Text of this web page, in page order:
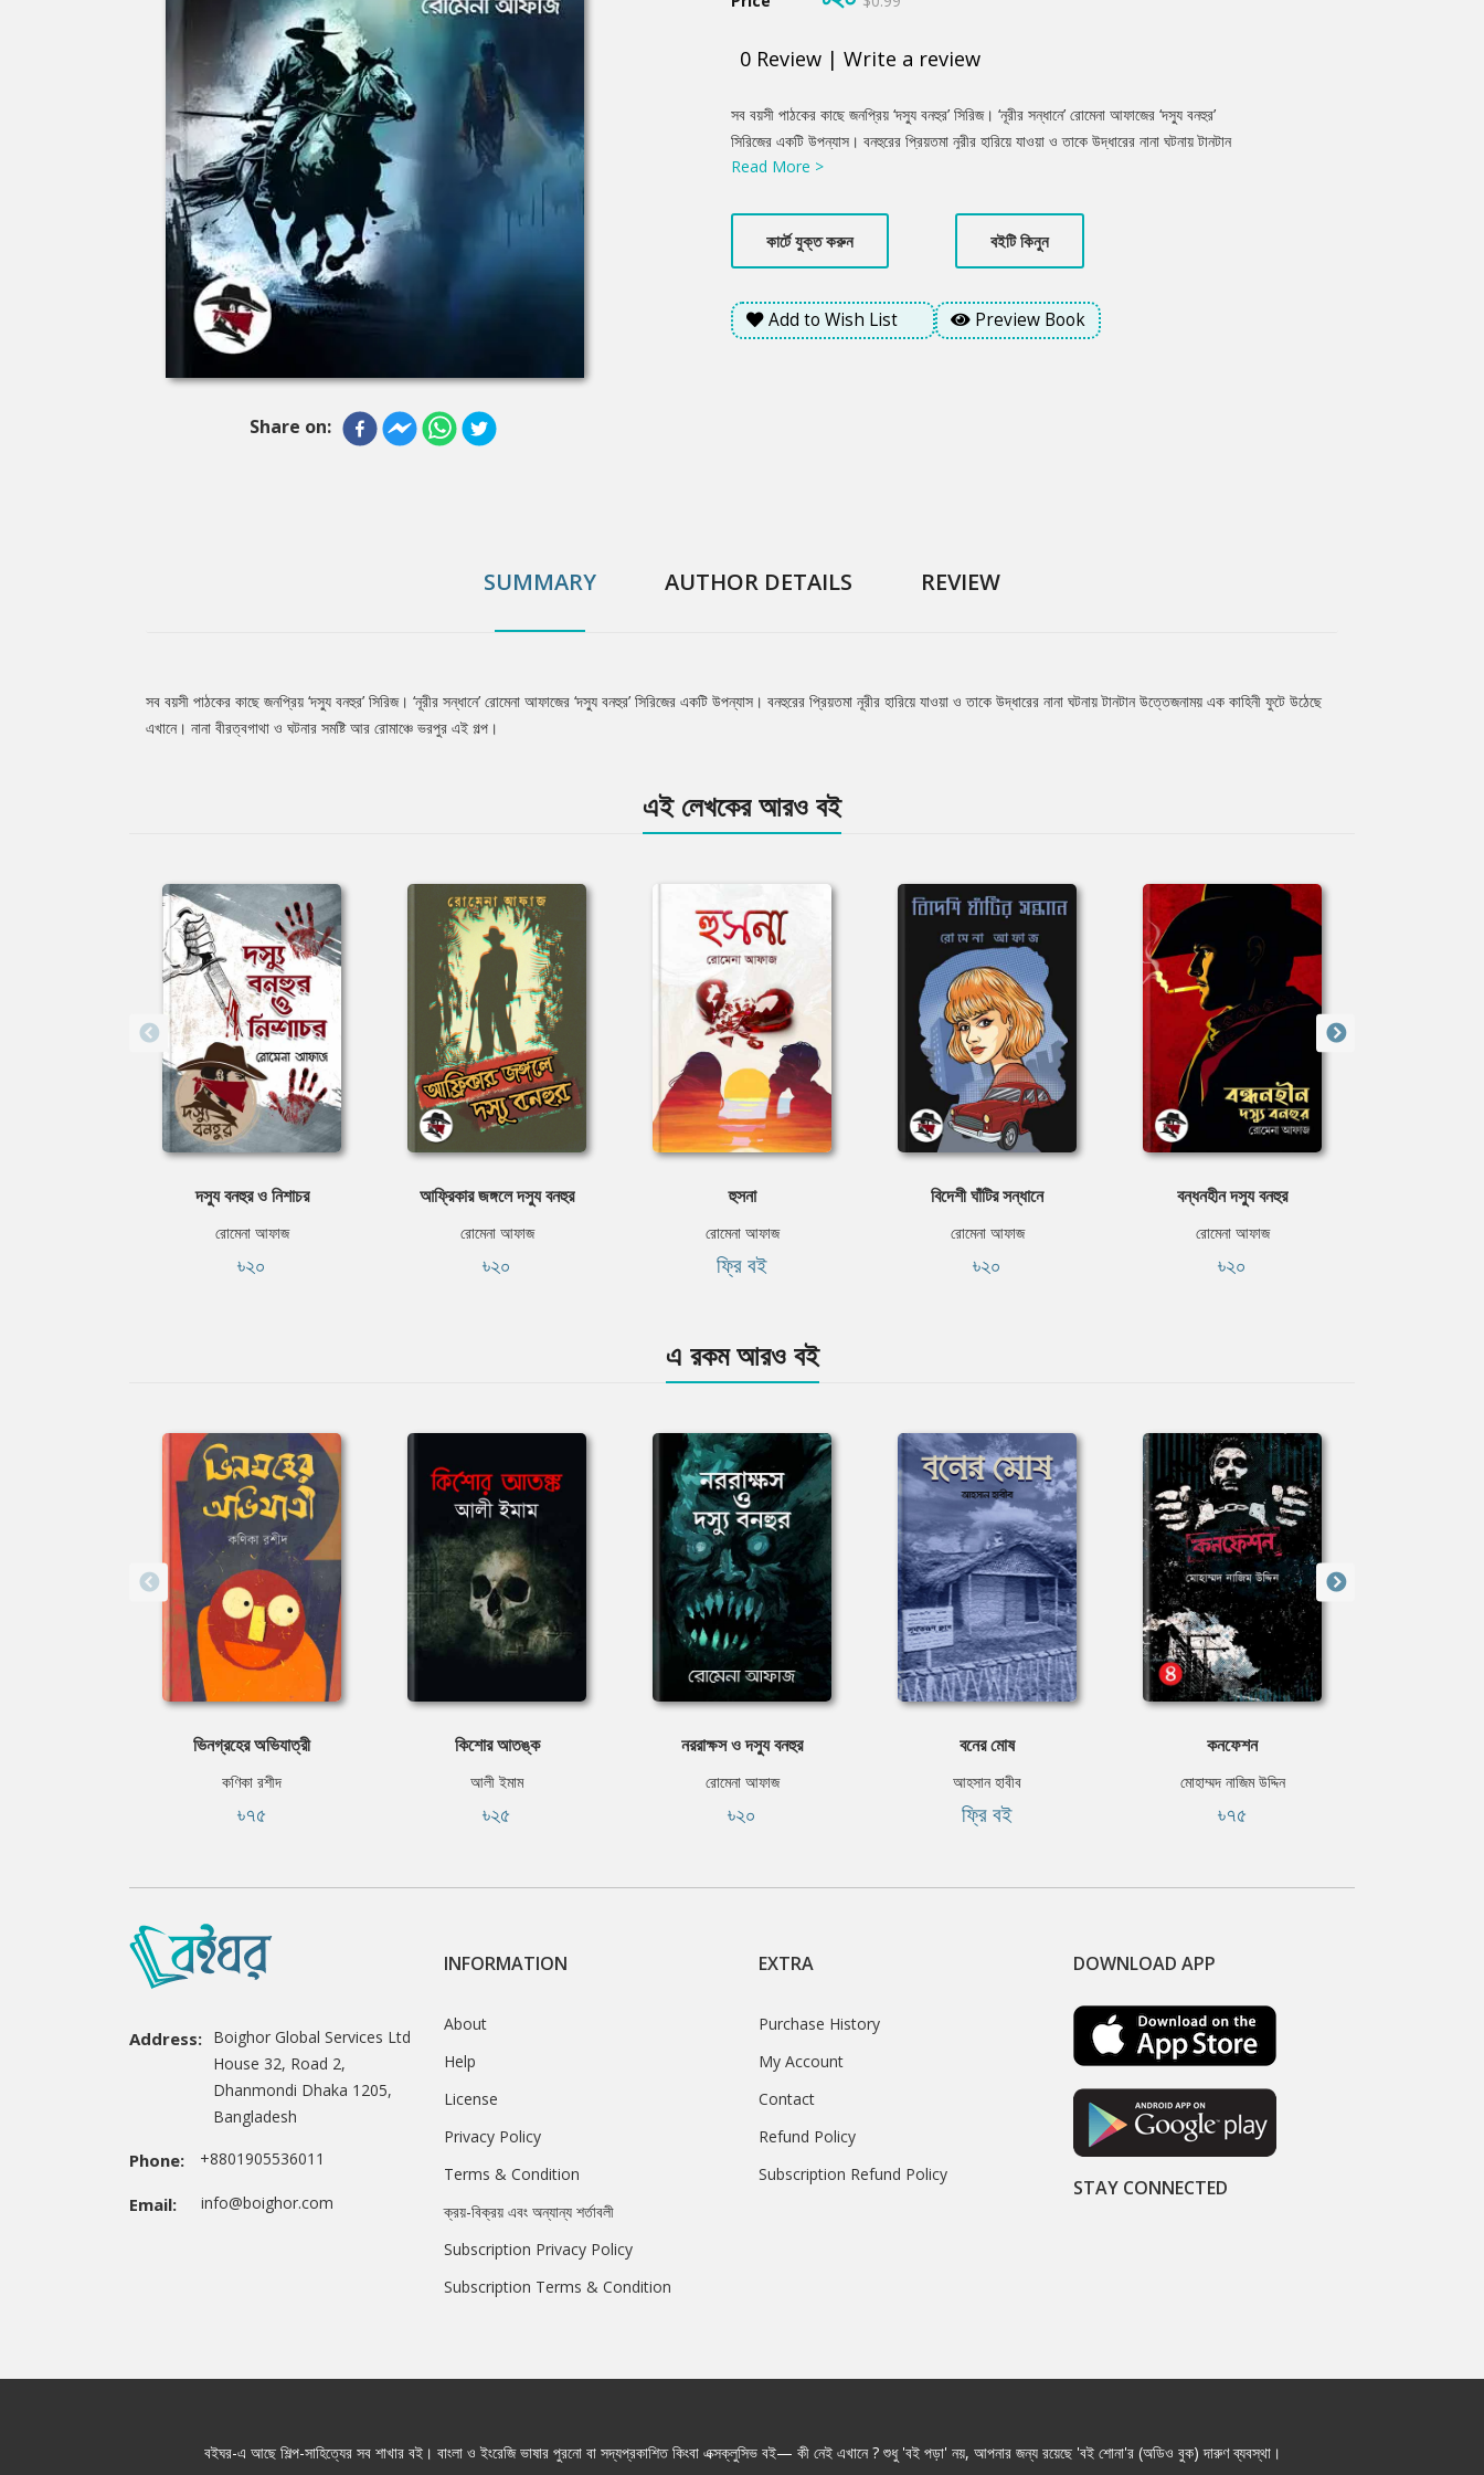
Share on:
0 Review | Write a review
Product
Summery
সব বয়সী পাঠকের কাছে জনপ্রিয় ‘দস্যু বনহুর’ সিরিজ। ‘নূরীর সন্ধানে’ রোমেনা আফাজের ‘দস্যু বনহুর’
সিরিজের একটি উপন্যাস। বনহুরের প্রিয়তমা নূরীর হারিয়ে যাওয়া ও তাকে উদ্ধারের নানা ঘটনায় টানটান
উত্তেজনাময় এক কাহিনী ফুটে উঠেছে এখানে। নানা বীরত্বগাথা ও ঘটনার সমষ্টি আর রোমাঞ্চে ভরপুর এই
Read More >
কার্টে যুক্ত করুন বইটি কিনুন
Add to Wish List Preview Book
SUMMARY AUTHOR DETAILS REVIEW
Tab
সব বয়সী পাঠকের কাছে জনপ্রিয় ‘দস্যু বনহুর’ সিরিজ। ‘নূরীর সন্ধানে’ রোমেনা আফাজের ‘দস্যু বনহুর’ সিরিজের একটি উপন্যাস। বনহুরের প্রিয়তমা নূরীর হারিয়ে যাওয়া ও তাকে উদ্ধারের নানা ঘটনায় টানটান উত্তেজনাময় এক কাহিনী ফুটে উঠেছে
এখানে। নানা বীরত্বগাথা ও ঘটনার সমষ্টি আর রোমাঞ্চে ভরপুর এই গল্প।
এই লেখকের আরও বই
দস্যু বনহুর ও নিশাচর
রোমেনা আফাজ
৳২০
আফ্রিকার জঙ্গলে দস্যু বনহুর
রোমেনা আফাজ
৳২০
হুসনা
রোমেনা আফাজ
ফ্রি বই
বিদেশী ঘাঁটির সন্ধানে
রোমেনা আফাজ
৳২০
বন্ধনহীন দস্যু বনহুর
রোমেনা আফাজ
৳২০
এ রকম আরও বই
ভিনগ্রহের অভিযাত্রী
কণিকা রশীদ
৳৭৫
কিশোর আতঙ্ক
আলী ইমাম
৳২৫
নররাক্ষস ও দস্যু বনহুর
রোমেনা আফাজ
৳২০
বনের মােষ
আহসান হাবীব
ফ্রি বই
কনফেশন
মোহাম্মদ নাজিম উদ্দিন
৳৭৫
Address: Boighor Global Services Ltd
House 32, Road 2,
Dhanmondi Dhaka 1205,
Bangladesh
Phone: +8801905536011
Email: info@boighor.com
INFORMATION
About
Help
License
Privacy Policy
Terms & Condition
ক্রয়-বিক্রয় এবং অন্যান্য শর্তাবলী
Subscription Privacy Policy
Subscription Terms & Condition
EXTRA
Purchase History
My Account
Contact
Refund Policy
Subscription Refund Policy
DOWNLOAD APP
STAY CONNECTED
বইঘর-এ আছে শিল্প-সাহিত্যের সব শাখার বই। বাংলা ও ইংরেজি ভাষার পুরনো বা সদ্যপ্রকাশিত কিংবা এক্সক্লুসিভ বই— কী নেই এখানে ? শুধু 'বই পড়া' নয়, আপনার জন্য রয়েছে 'বই শোনা'র (অডিও বুক) দারুণ ব্যবস্থা।